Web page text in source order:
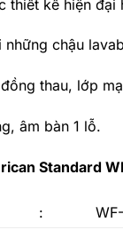
thiết kế hiện
chậu
thau, lớp
âm bàn 1 lỗ.
Standard
: